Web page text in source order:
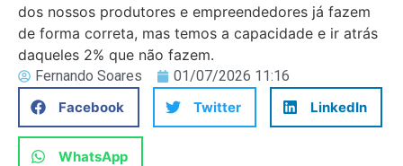
dos nossos produtores e empreendedores já fazem
de forma correta, mas temos a capacidade e ir atrás
daqueles 2% que não fazem.
Fernando Soares
01/07/2026 11:16
Facebook
Twitter LinkedIn
WhatsApp